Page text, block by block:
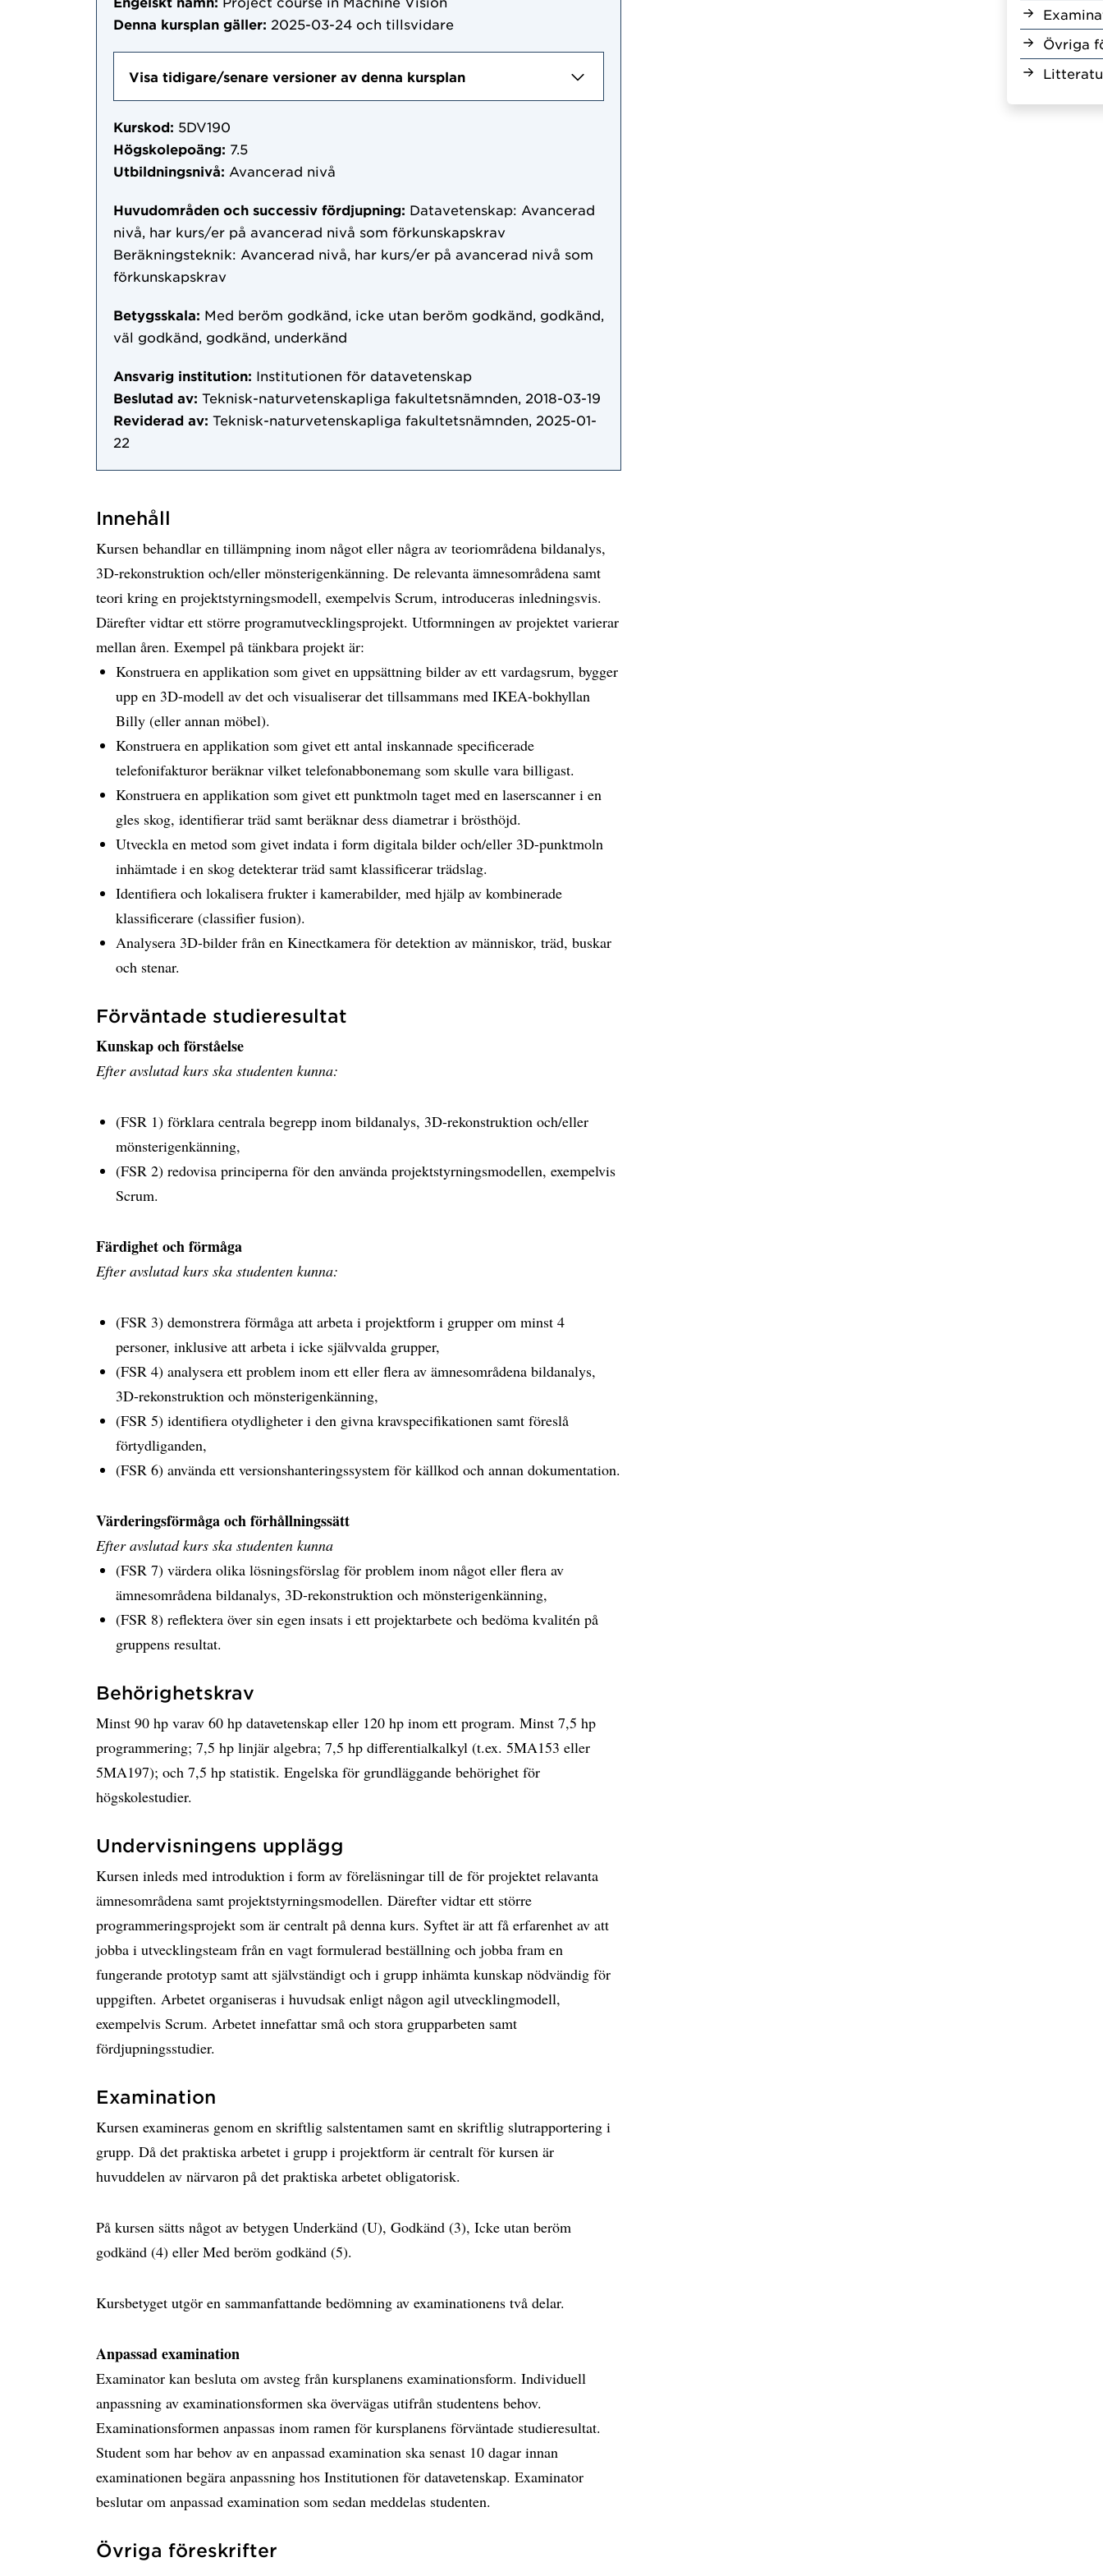
Övriga
Denna kursplan gäller: 2025-03-24 och tillsvidare
Visa tidigare/senare versioner av denna kursplan
Kurskod: 5DV190
Högskolepoäng: 7.5
Utbildningsnivå: Avancerad nivå
Huvudområden och successiv fördjupning: Datavetenskap: Avancerad
nivå, har kurs/er på avancerad nivå som förkunskapskrav
Beräkningsteknik: Avancerad nivå, har kurs/er på avancerad nivå som
förkunskapskrav
Betygsskala: Med beröm godkänd, icke utan beröm godkänd, godkänd,
väl godkänd, godkänd, underkänd
Ansvarig institution: Institutionen för datavetenskap
Beslutad av: Teknisk-naturvetenskapliga fakultetsnämnden, 2018-03-19
Reviderad av: Teknisk-naturvetenskapliga fakultetsnämnden, 2025-01-
22
Innehåll
Kursen behandlar en tillämpning inom något eller några av teoriområdena bildanalys,
3D-rekonstruktion och/eller mönsterigenkänning. De relevanta ämnesområdena samt
teori kring en projektstyrningsmodell, exempelvis Scrum, introduceras inledningsvis.
Därefter vidtar ett större programutvecklingsprojekt. Utformningen av projektet varierar
mellan åren. Exempel på tänkbara projekt är:
Konstruera en applikation som givet en uppsättning bilder av ett vardagsrum, bygger
upp en 3D-modell av det och visualiserar det tillsammans med IKEA-bokhyllan
Billy (eller annan möbel).
Konstruera en applikation som givet ett antal inskannade specificerade
telefonifakturor beräknar vilket telefonabbonemang som skulle vara billigast.
Konstruera en applikation som givet ett punktmoln taget med en laserscanner i en
gles skog, identifierar träd samt beräknar dess diametrar i brösthöjd.
Utveckla en metod som givet indata i form digitala bilder och/eller 3D-punktmoln
inhämtade i en skog detekterar träd samt klassificerar trädslag.
Identifiera och lokalisera frukter i kamerabilder, med hjälp av kombinerade
klassificerare (classifier fusion).
Analysera 3D-bilder från en Kinectkamera för detektion av människor, träd, buskar
och stenar.
Förväntade studieresultat
Kunskap och förståelse
Efter avslutad kurs ska studenten kunna:
(FSR 1) förklara centrala begrepp inom bildanalys, 3D-rekonstruktion och/eller
mönsterigenkänning,
(FSR 2) redovisa principerna för den använda projektstyrningsmodellen, exempelvis
Scrum.
Färdighet och förmåga
Efter avslutad kurs ska studenten kunna:
(FSR 3) demonstrera förmåga att arbeta i projektform i grupper om minst 4
personer, inklusive att arbeta i icke självvalda grupper,
(FSR 4) analysera ett problem inom ett eller flera av ämnesområdena bildanalys,
3D-rekonstruktion och mönsterigenkänning,
(FSR 5) identifiera otydligheter i den givna kravspecifikationen samt föreslå
förtydliganden,
(FSR 6) använda ett versionshanteringssystem för källkod och annan dokumentation.
Värderingsförmåga och förhållningssätt
Efter avslutad kurs ska studenten kunna
(FSR 7) värdera olika lösningsförslag för problem inom något eller flera av
ämnesområdena bildanalys, 3D-rekonstruktion och mönsterigenkänning,
(FSR 8) reflektera över sin egen insats i ett projektarbete och bedöma kvalitén på
gruppens resultat.
Behörighetskrav
Minst 90 hp varav 60 hp datavetenskap eller 120 hp inom ett program. Minst 7,5 hp
programmering; 7,5 hp linjär algebra; 7,5 hp differentialkalkyl (t.ex. 5MA153 eller
5MA197); och 7,5 hp statistik. Engelska för grundläggande behörighet för
högskolestudier.
Undervisningens upplägg
Kursen inleds med introduktion i form av föreläsningar till de för projektet relavanta
ämnesområdena samt projektstyrningsmodellen. Därefter vidtar ett större
programmeringsprojekt som är centralt på denna kurs. Syftet är att få erfarenhet av att
jobba i utvecklingsteam från en vagt formulerad beställning och jobba fram en
fungerande prototyp samt att självständigt och i grupp inhämta kunskap nödvändig för
uppgiften. Arbetet organiseras i huvudsak enligt någon agil utvecklingmodell,
exempelvis Scrum. Arbetet innefattar små och stora grupparbeten samt
fördjupningsstudier.
Examination
Kursen examineras genom en skriftlig salstentamen samt en skriftlig slutrapportering i
grupp. Då det praktiska arbetet i grupp i projektform är centralt för kursen är
huvuddelen av närvaron på det praktiska arbetet obligatorisk.
På kursen sätts något av betygen Underkänd (U), Godkänd (3), Icke utan beröm
godkänd (4) eller Med beröm godkänd (5).
Kursbetyget utgör en sammanfattande bedömning av examinationens två delar.
Anpassad examination
Examinator kan besluta om avsteg från kursplanens examinationsform. Individuell
anpassning av examinationsformen ska övervägas utifrån studentens behov.
Examinationsformen anpassas inom ramen för kursplanens förväntade studieresultat.
Student som har behov av en anpassad examination ska senast 10 dagar innan
examinationen begära anpassning hos Institutionen för datavetenskap. Examinator
beslutar om anpassad examination som sedan meddelas studenten.
Övriga föreskrifter